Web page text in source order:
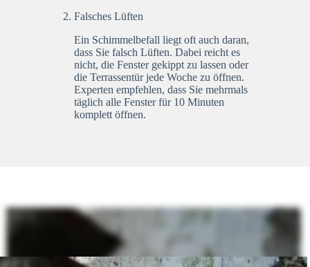
Falsches Lüften
Ein Schimmelbefall liegt oft auch daran,
dass Sie falsch Lüften. Dabei reicht es
nicht, die Fenster gekippt zu lassen oder
die Terrassentür jede Woche zu öffnen.
Experten empfehlen, dass Sie mehrmals
täglich alle Fenster für 10 Minuten
komplett öffnen.